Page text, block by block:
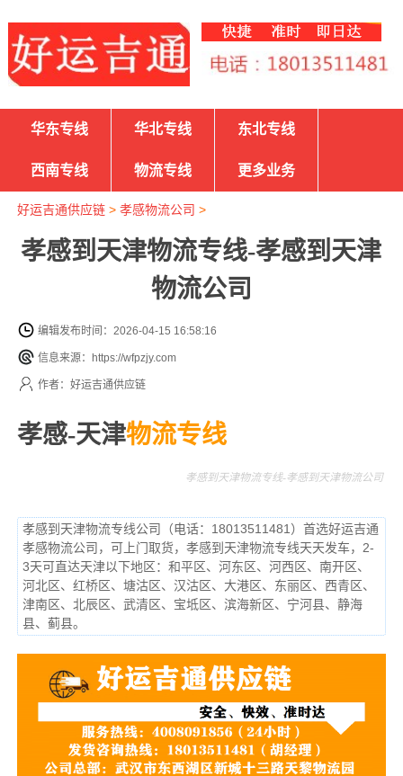
华东专线 华北专线 东北专线
西南专线 物流专线 更多业务
好运吉通供应链> 孝感物流公司 >
孝感到天津物流专线-孝感到天津
物流公司
编辑发布时间：2026-04-15 16:58:16
信息来源：https://wfpzjy.com
作者：好运吉通供应链
孝感-天津物流专线
孝感到天津物流专线-孝感到天津物流公司
孝感到天津物流专线公司（电话：18013511481）首选好运吉通
孝感物流公司，可上门取货，孝感到天津物流专线天天发车，2-
3天可直达天津以下地区：和平区、河东区、河西区、南开区、
河北区、红桥区、塘沽区、汉沽区、大港区、东丽区、西青区、
津南区、北辰区、武清区、宝坻区、滨海新区、宁河县、静海
县、蓟县。